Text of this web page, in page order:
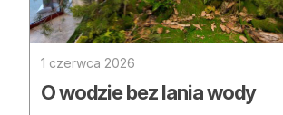
Strefa eksperta
Auto do lasu
Dla drwala
1 czerwca 2026
O wodzie bez lania wody